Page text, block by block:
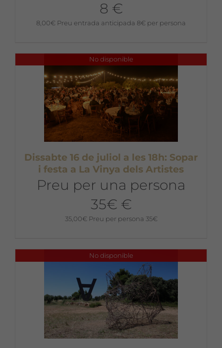
8 €
8,00€ Preu entrada anticipada 8€ per persona
No disponible
Dissabte 16 de juliol a les 18h: Sopar
i festa a La Vinya dels Artistes
Preu per una persona
35€ €
35,00€ Preu per persona 35€
No disponible